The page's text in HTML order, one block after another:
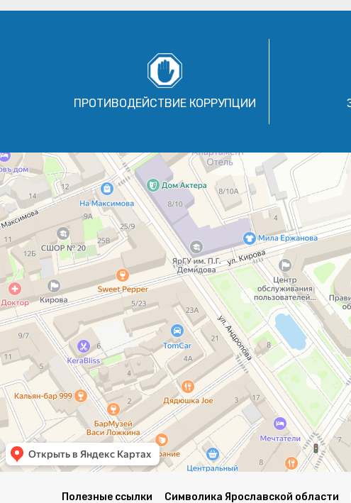
ПРОТИВОДЕЙСТВИЕ КОРРУПЦИИ
Полезные ссылки Символика Ярославской области